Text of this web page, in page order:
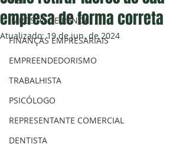
IMPOSTO DE RENDA
FINANÇAS EMPRESARIAIS
EMPREENDEDORISMO
TRABALHISTA
PSICÓLOGO
REPRESENTANTE COMERCIAL
DENTISTA
empresa de forma correta
Atualizado:19 de jun. de 2024